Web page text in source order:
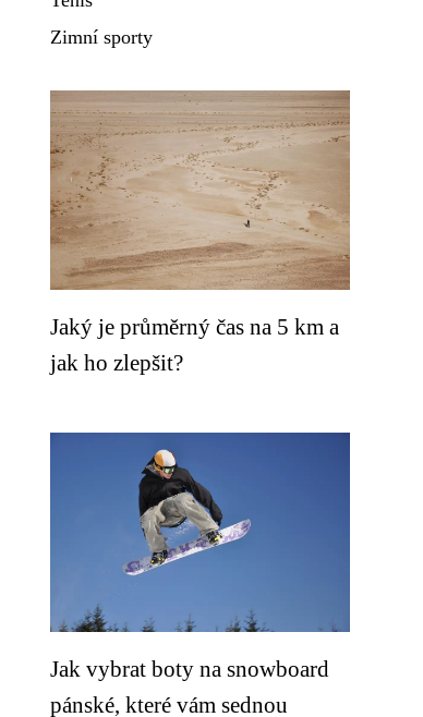
Zimní sporty
Jaký je průměrný čas na 5 km a
jak ho zlepšit?
Jak vybrat boty na snowboard
pánské, které vám sednou